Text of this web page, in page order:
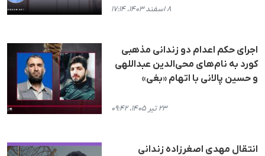
۸ اسفند ۱۴۰۳، ۱۷:۱۴
اجرای حکم اعدام دو زندانی مذهبی
کورد به نام‌های محی‌الدین عبداللهی
و حسین پالانی با اتهام «بغی»
۲۳ تیر ۱۴۰۵، ۰۹:۴۲
انتقال مهدی اصغرزاده زندانی